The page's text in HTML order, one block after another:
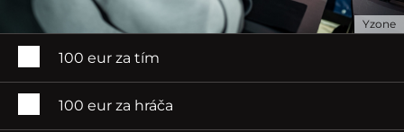
Yzone
100 eur za tím
100 eur za hráča